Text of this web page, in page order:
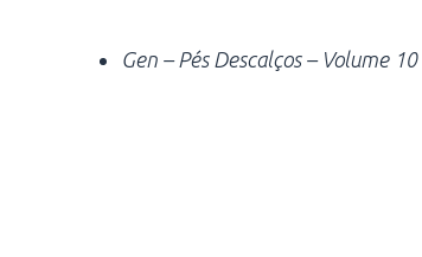
Gen – Pés Descalços – Volume 10